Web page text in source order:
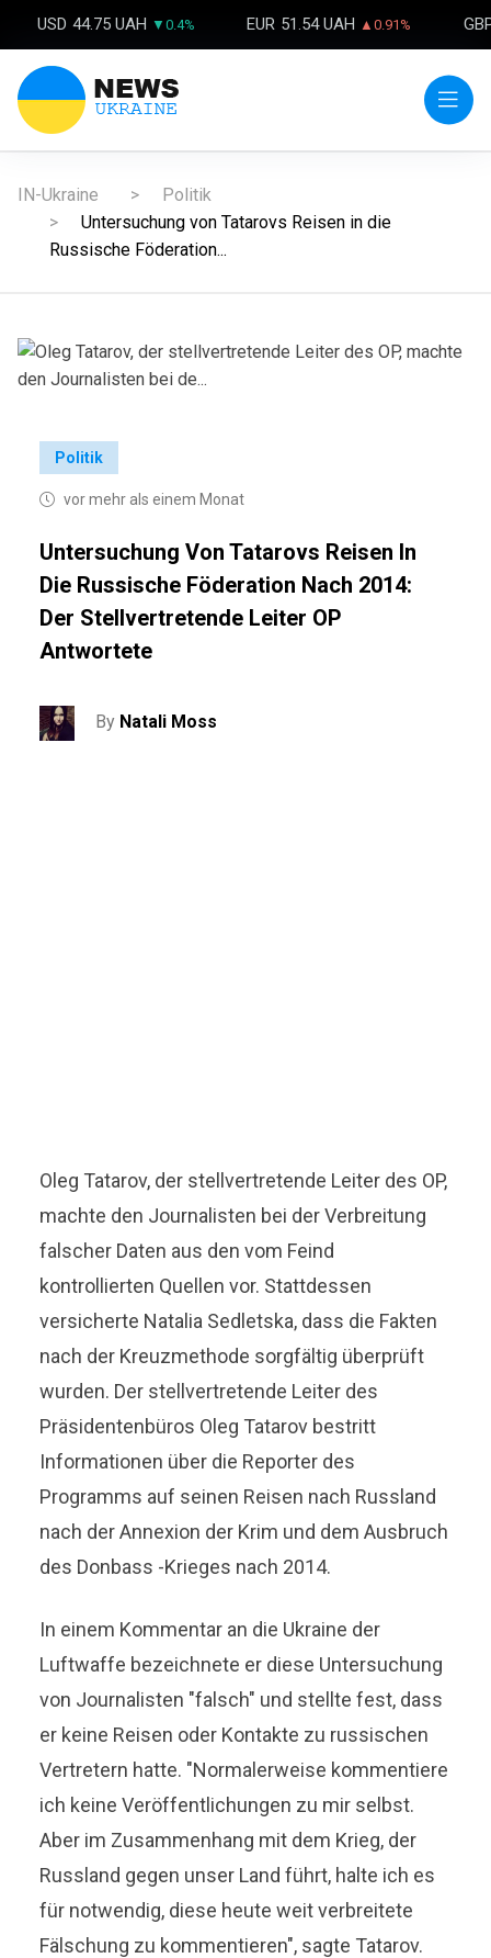
USD 44.75 UAH ▼0.4% EUR 51.54 UAH ▲0.91%
IN-Ukraine
Politik
Untersuchung von Tatarovs Reisen in die
Russische Föderation...
Politik
vor mehr als einem Monat
Untersuchung Von Tatarovs Reisen In
Die Russische Föderation Nach 2014:
Der Stellvertretende Leiter OP
Antwortete
By Natali Moss
Oleg Tatarov, der stellvertretende Leiter des OP,
machte den Journalisten bei der Verbreitung
falscher Daten aus den vom Feind
kontrollierten Quellen vor. Stattdessen
versicherte Natalia Sedletska, dass die Fakten
nach der Kreuzmethode sorgfältig überprüft
wurden. Der stellvertretende Leiter des
Präsidentenbüros Oleg Tatarov bestritt
Informationen über die Reporter des
Programms auf seinen Reisen nach Russland
nach der Annexion der Krim und dem Ausbruch
des Donbass -Krieges nach 2014.
In einem Kommentar an die Ukraine der
Luftwaffe bezeichnete er diese Untersuchung
von Journalisten "falsch" und stellte fest, dass
er keine Reisen oder Kontakte zu russischen
Vertretern hatte. "Normalerweise kommentiere
ich keine Veröffentlichungen zu mir selbst.
Aber im Zusammenhang mit dem Krieg, der
Russland gegen unser Land führt, halte ich es
für notwendig, diese heute weit verbreitete
Fälschung zu kommentieren", sagte Tatarov.